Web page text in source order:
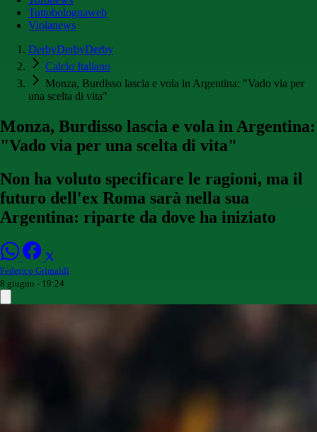
Tuttobolognaweb
Violanews
DerbyDerbyDerby
Calcio Italiano
Monza, Burdisso lascia e vola in Argentina: "Vado via per
una scelta di vita"
Monza, Burdisso lascia e vola in Argentina:
"Vado via per una scelta di vita"
Non ha voluto specificare le ragioni, ma il
futuro dell'ex Roma sarà nella sua
Argentina: riparte da dove ha iniziato
Federico Grimaldi
8 giugno - 19:24